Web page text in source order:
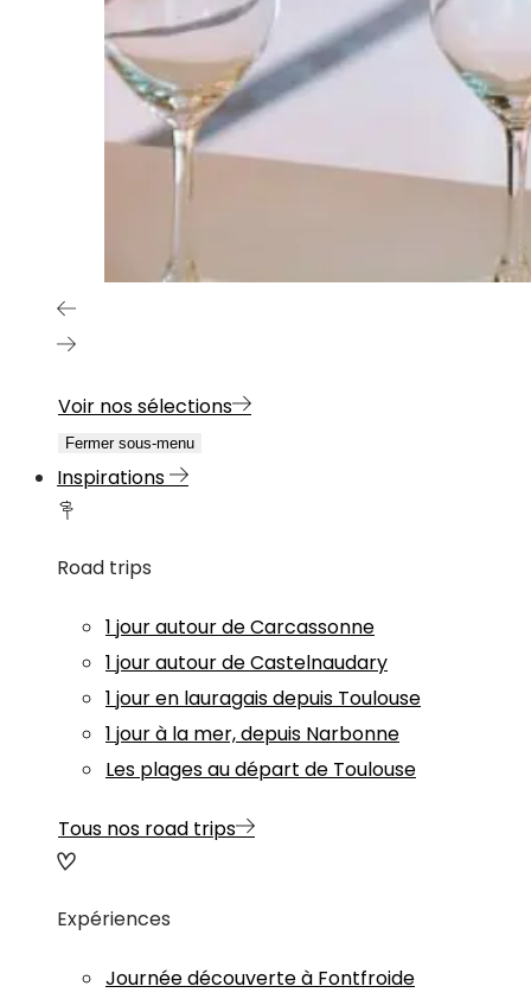
Voir nos sélections
Fermer sous-menu
Inspirations
Road trips
1 jour autour de Carcassonne
1 jour autour de Castelnaudary
1 jour en lauragais depuis Toulouse
1 jour à la mer, depuis Narbonne
Les plages au départ de Toulouse
Tous nos road trips
Expériences
Journée découverte à Fontfroide